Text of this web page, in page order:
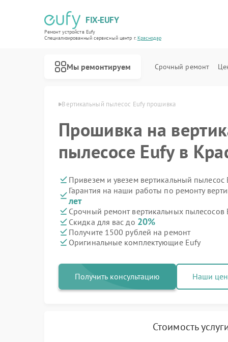
FIX-EUFY
Ремонт устройств Eufy
Специализированный cервисный центр г.Краснодар
Мы ремонтируем Срочный ремонт
Eufy в Краснодаре Вертикальный пылесос Eufy прошивка
Прошивка на
пылесосе Eufy в
Привезем и увезем вертикальный пылесос
Гарантия на наши работы по ремонту
лет
Срочный ремонт вертикальных пылесосов
Скидка для вас до 20%
Получите 1500 рублей на ремонт
Оригинальные комплектующие Eufy
Получить консультацию Наши
Стоимость